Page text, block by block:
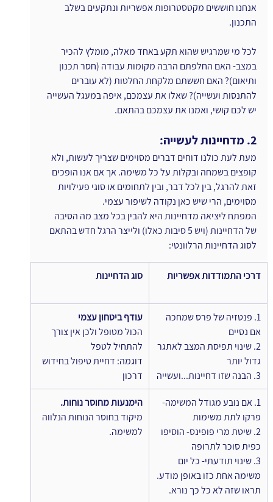
אנחנו חוששים מקטסטרופות אפשריות ונתקעים בשלב
התכנון.
לכל מי שמרגיש שהוא תקע באחד מאלה, מומלץ להכיר
במצב- האם החלפתם הרבה מקומות עבודה (חסר תכנון
ותיאום)? האם חששתם מלקחת החלטות (לא עוברים
להתנסות ועשייה)? שאלו את עצמכם, איפה במעגל העשייה
יש לכם קושי, ואמנו את עצמכם בהתאם.
2. מדחיינות לעשייה:
מעת לעת כולנו דוחים דברים מסוימים שצריך לעשות, ולא
קופצים בשמחה ובקלות על כל משימה. אך אם אנו הופכים
זאת להרגל, בין לכל דבר, ובין לתחומים או סוגי פעילויות
מסוימים, הרי שיש כאן נקודה לשיפור עצמי.
המפתח ליציאה מדחיינות היא להבין בכל מצב מה הסיבה
של הדחיינות (ויש 5 סיבות כאלו) ולייצר הרגל חדש בהתאם
לסוג הדחיינות הרלוונטי:
דרכי התמודדות אפשריות סוג הדחיינות
1. פנטזיה של פרס שמחכה
אם נסיים
2. שינוי תפיסת המצב לאתגר
גדול יותר
3. הבנה שזו דחיינות...ועשייה
עודף ביטחון עצמי
הכול מטופל ולכן אין צורך
להתחיל לטפל
דוגמה: דחיית טיפול בחידוש
דרכון
1. אם נובע מגודל המשימה-
פרקו לתת משימות
2. שיטת מרי פופינס- הוסיפו
כפית סוכר לתרופה
3. שינוי תודעתי- כל יום
משימה אחת כזו באופן מודע.
תראו שזה לא כל כך נורא.
הימנעות מחוסר נוחות.
מיקוד בחוסר הנוחות הנלווה
למשימה.